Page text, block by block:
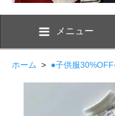
メニュー
ホーム > ●子供服